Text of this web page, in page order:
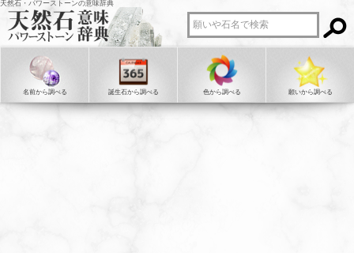
天然石・パワーストーンの意味辞典
名前から調べる 誕生石から調べる 色から調べる 願いから調べる